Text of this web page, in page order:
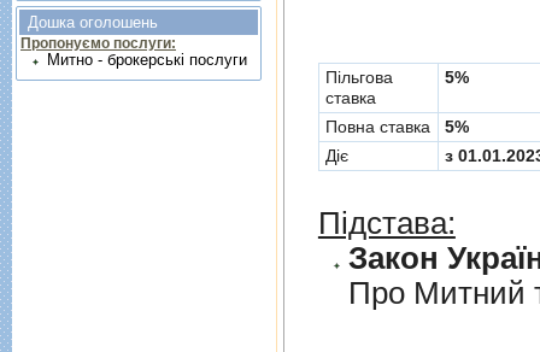
Пільгова
ставка
5%
Повна ставка
5%
Діє
з
Підстава:
Закон
Про Митний
Дошка оголошень
Пропонуємо послуги:
Митно - брокерські послуги